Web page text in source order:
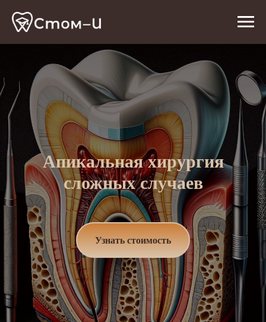
Апикальная хирургия
сложных случаев
Узнать стоимость